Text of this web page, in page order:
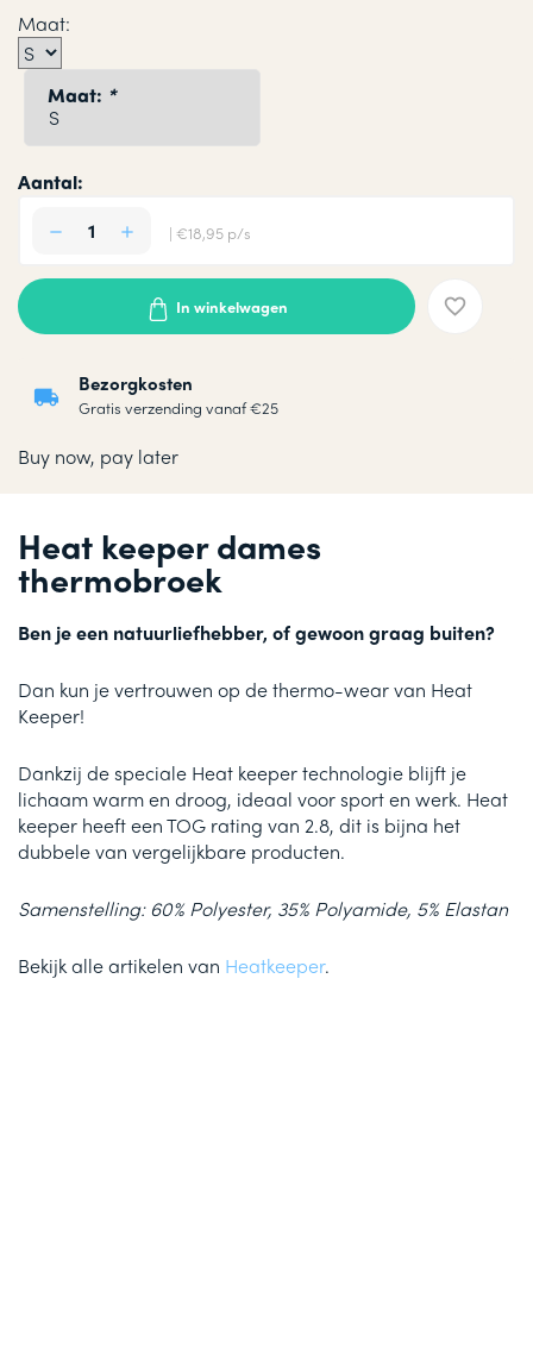
Maat:
Maat: *
Aantal:
| €18,95 p/s
Bezorgkosten
Gratis verzending vanaf €25
In winkelwagen
Buy now, pay later
Heat keeper dames
thermobroek
Ben je een natuurliefhebber, of gewoon graag buiten?
Dan kun je vertrouwen op de thermo-wear van Heat
Keeper!
Dankzij de speciale Heat keeper technologie blijft je
lichaam warm en droog, ideaal voor sport en werk. Heat
keeper heeft een TOG rating van 2.8, dit is bijna het
dubbele van vergelijkbare producten.
Samenstelling: 60% Polyester, 35% Polyamide, 5% Elastan
Bekijk alle artikelen van Heatkeeper.